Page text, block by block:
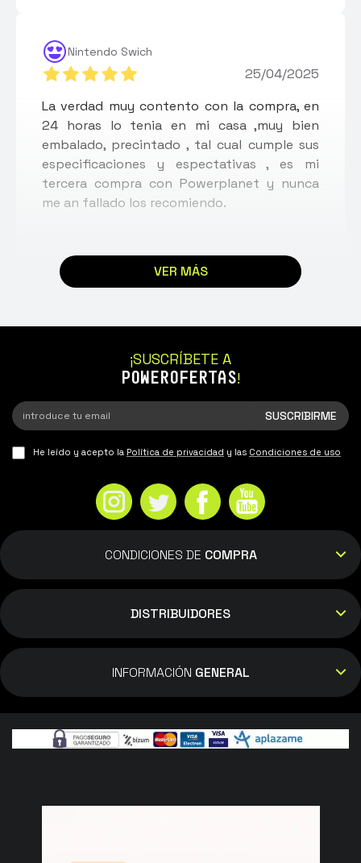
Nintendo Swich
25/04/2025
La verdad muy contento con la compra, en
24 horas lo tenia en mi casa ,muy bien
embalado, precintado , tal cual cumple sus
especificaciones y espectativas , es mi
tercera compra con Powerplanet y nunca
me an fallado los recomiendo.
La compra ha sido súper rápida y la atención
muy buena, el producto tal y como lo
Gran consola, con la opción adicional de ser
portable. Buen catálogo actual de juegos,
disfrutarla. Un 10 para powerplanet-online
por el envío tan rápido. A+
Juan Miguel González Prieto
pena, esta nueva versión tiene mucha más
VER MÁS
¡SUSCRÍBETE A
POWEROFERTAS!
He leído y acepto la Política de privacidad y las Condiciones de uso
CONDICIONES DE COMPRA
DISTRIBUIDORES
INFORMACIÓN GENERAL